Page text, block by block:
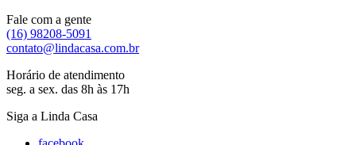
Fale com a gente
(16) 98208-5091
contato@lindacasa.com.br
Horário de atendimento
seg. a sex. das 8h às 17h
Siga a Linda Casa